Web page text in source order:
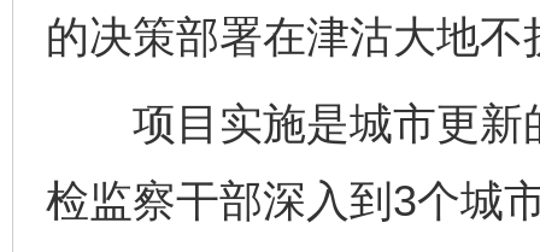
的决策部署在津沽大地
项目实施是城市更新
检监察干部深入到3个城